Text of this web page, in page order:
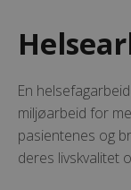
En
miljøarbeid for
pasientenes og
deres livskvalitet